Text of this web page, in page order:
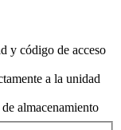
y código de acceso
a la unidad
almacenamiento